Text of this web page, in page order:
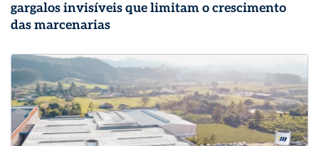
gargalos invisíveis que limitam o crescimento
das marcenarias